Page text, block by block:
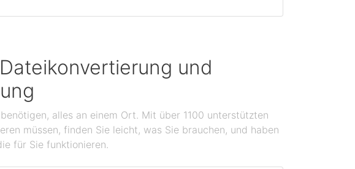
und
alles an einem Ort. Mit über 1100 unterstützten
müssen, finden Sie leicht, was Sie brauchen, und haben
für Sie funktionieren.